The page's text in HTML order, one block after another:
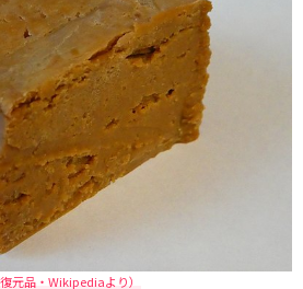
元品・Wikipediaより）